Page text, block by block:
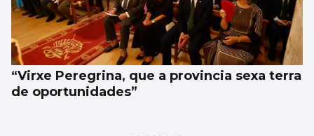
“Virxe Peregrina, que a provincia sexa terra
de oportunidades”